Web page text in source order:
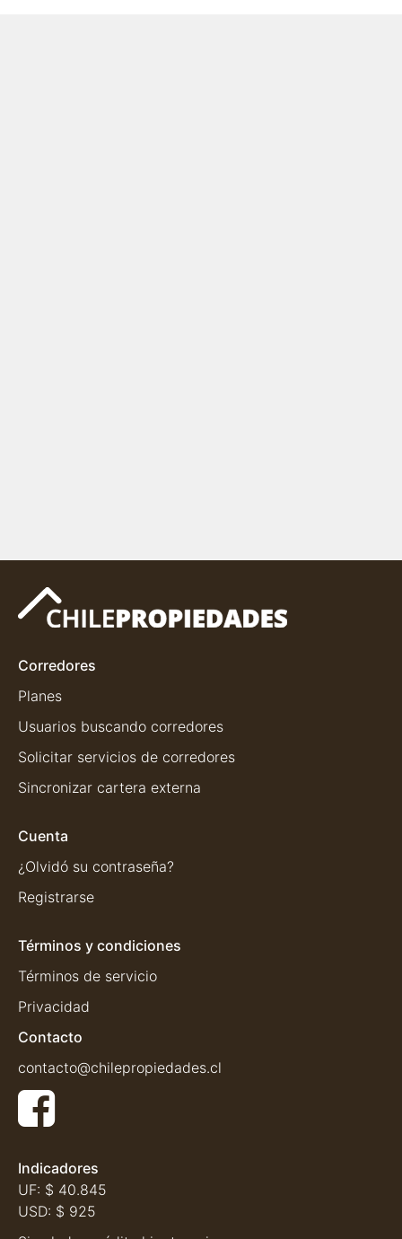
Corredores
Planes
Usuarios buscando corredores
Solicitar servicios de corredores
Sincronizar cartera externa
Cuenta
¿Olvidó su contraseña?
Registrarse
Términos y condiciones
Términos de servicio
Privacidad
Contacto
contacto@chilepropiedades.cl
Indicadores
UF: $ 40.845
USD: $ 925